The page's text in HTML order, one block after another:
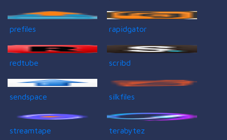
prefiles rapidgator
redtube scribd
sendspace silkfiles
streamtape terabytez